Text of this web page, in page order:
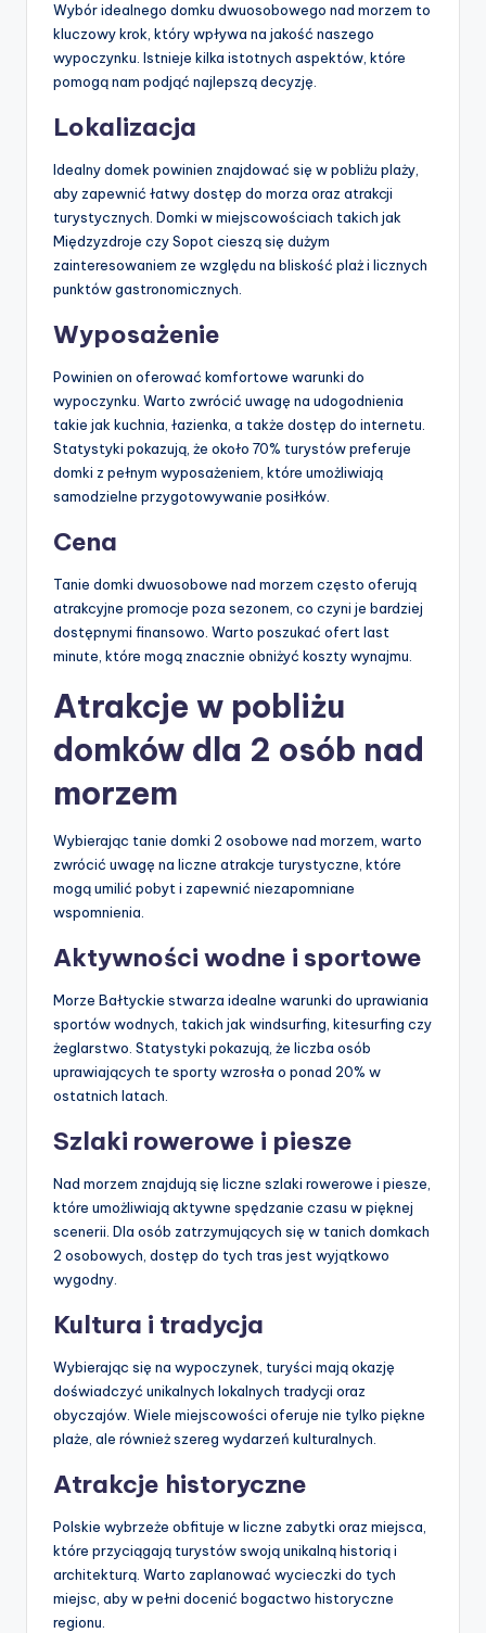
Wybór idealnego domku dwuosobowego nad morzem to
kluczowy krok, który wpływa na jakość naszego
wypoczynku. Istnieje kilka istotnych aspektów, które
pomogą nam podjąć najlepszą decyzję.
Lokalizacja
Idealny domek powinien znajdować się w pobliżu plaży,
aby zapewnić łatwy dostęp do morza oraz atrakcji
turystycznych. Domki w miejscowościach takich jak
Międzyzdroje czy Sopot cieszą się dużym
zainteresowaniem ze względu na bliskość plaż i licznych
punktów gastronomicznych.
Wyposażenie
Powinien on oferować komfortowe warunki do
wypoczynku. Warto zwrócić uwagę na udogodnienia
takie jak kuchnia, łazienka, a także dostęp do internetu.
Statystyki pokazują, że około 70% turystów preferuje
domki z pełnym wyposażeniem, które umożliwiają
samodzielne przygotowywanie posiłków.
Cena
Tanie domki dwuosobowe nad morzem często oferują
atrakcyjne promocje poza sezonem, co czyni je bardziej
dostępnymi finansowo. Warto poszukać ofert last
minute, które mogą znacznie obniżyć koszty wynajmu.
Atrakcje w pobliżu
domków dla 2 osób nad
morzem
Wybierając tanie domki 2 osobowe nad morzem, warto
zwrócić uwagę na liczne atrakcje turystyczne, które
mogą umilić pobyt i zapewnić niezapomniane
wspomnienia.
Aktywności wodne i sportowe
Morze Bałtyckie stwarza idealne warunki do uprawiania
sportów wodnych, takich jak windsurfing, kitesurfing czy
żeglarstwo. Statystyki pokazują, że liczba osób
uprawiających te sporty wzrosła o ponad 20% w
ostatnich latach.
Szlaki rowerowe i piesze
Nad morzem znajdują się liczne szlaki rowerowe i piesze,
które umożliwiają aktywne spędzanie czasu w pięknej
scenerii. Dla osób zatrzymujących się w tanich domkach
2 osobowych, dostęp do tych tras jest wyjątkowo
wygodny.
Kultura i tradycja
Wybierając się na wypoczynek, turyści mają okazję
doświadczyć unikalnych lokalnych tradycji oraz
obyczajów. Wiele miejscowości oferuje nie tylko piękne
plaże, ale również szereg wydarzeń kulturalnych.
Atrakcje historyczne
Polskie wybrzeże obfituje w liczne zabytki oraz miejsca,
które przyciągają turystów swoją unikalną historią i
architekturą. Warto zaplanować wycieczki do tych
miejsc, aby w pełni docenić bogactwo historyczne
regionu.